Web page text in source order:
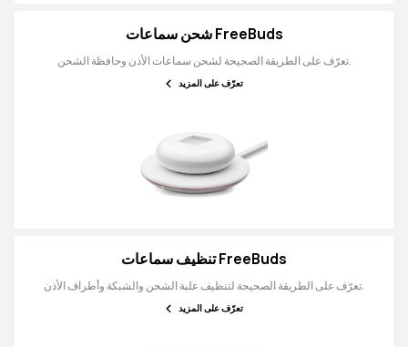
شحن سماعات FreeBuds
تعرّف على الطريقة الصحيحة لشحن سماعات الأذن وحافظة الشحن.
تعرّف على المزيد
تنظيف سماعات FreeBuds
تعرّف على الطريقة الصحيحة لتنظيف علبة الشحن والشبكة وأطراف الأذن.
تعرّف على المزيد